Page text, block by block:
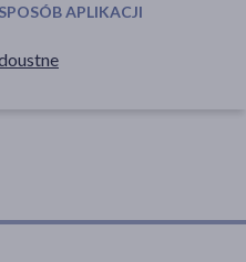
SPOSÓB APLIKACJI